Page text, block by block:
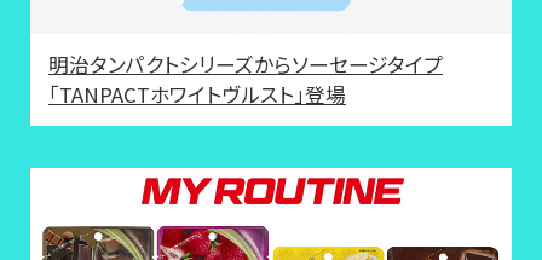
明治タンパクトシリーズからソーセージタイプ
「TANPACTホワイトヴルスト」登場